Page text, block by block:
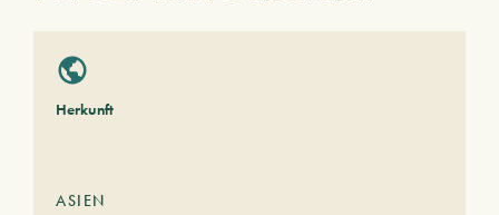
Herkunft
ASIEN